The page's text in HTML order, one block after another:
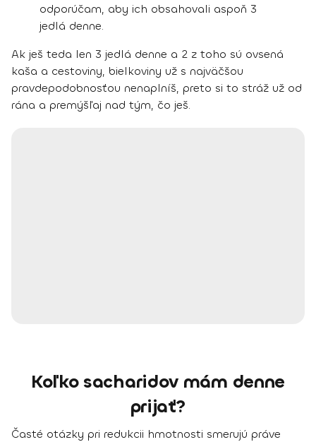
odporúčam, aby ich obsahovali aspoň 3
jedlá denne.
Ak ješ teda len 3 jedlá denne a 2 z toho sú ovsená
kaša a cestoviny, bielkoviny už s najväčšou
pravdepodobnosťou nenaplníš, preto si to stráž už od
rána a premýšľaj nad tým, čo ješ.
Koľko sacharidov mám denne
prijať?
Časté otázky pri redukcii hmotnosti smerujú práve